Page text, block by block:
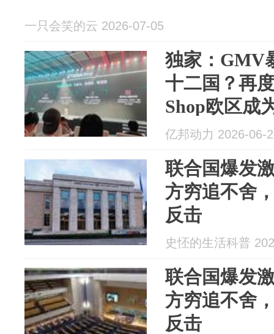
一只会笑的云 2026-07-05
独家：GMV
十二国？再
Shop欧区成
亿邦动力 2026-06-
联合国爆发
方穷追不舍
反击
史怌的生活科普
联合国爆发
方穷追不舍
反击